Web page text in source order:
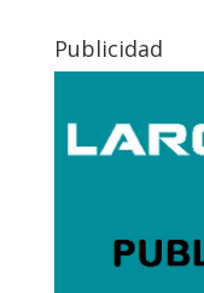
Publicidad